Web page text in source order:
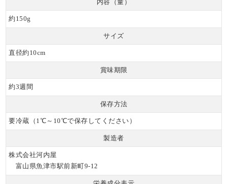
内容（量）
約150g
サイズ
直径約10cm
賞味期限
約3週間
保存方法
要冷蔵（1℃～10℃で保存してください）
製造者
株式会社河内屋
富山県魚津市駅前新町9-12